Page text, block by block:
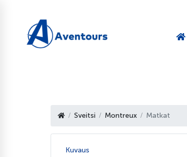
Sveitsi Montreux Matkat
Kuvaus